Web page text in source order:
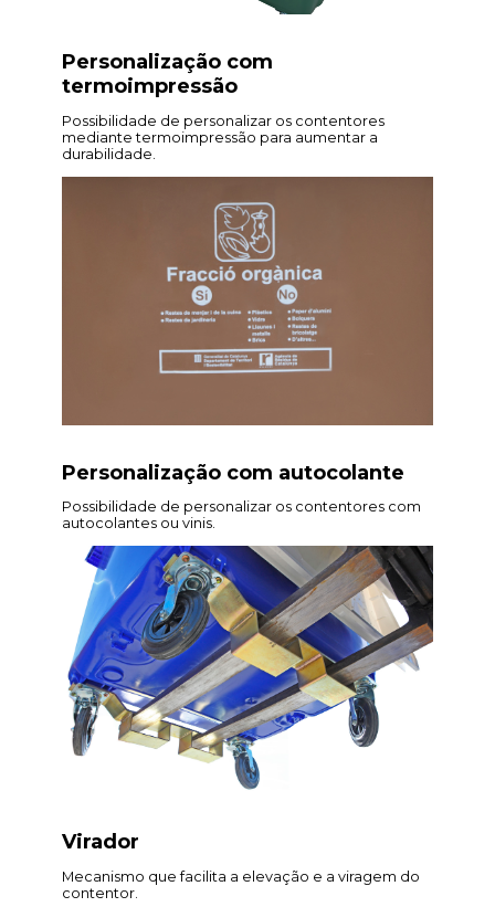
Personalização com
termoimpressão
Possibilidade de personalizar os contentores
mediante termoimpressão para aumentar a
durabilidade.
Personalização com autocolante
Possibilidade de personalizar os contentores com
autocolantes ou vinis.
Virador
Mecanismo que facilita a elevação e a viragem do
contentor.